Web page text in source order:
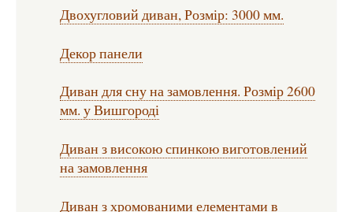
Двохугловий диван, Розмір: 3000 мм.
Декор панели
Диван для сну на замовлення. Розмір 2600
мм. у Вишгороді
Диван з високою спинкою виготовлений
на замовлення
Диван з хромованими елементами в